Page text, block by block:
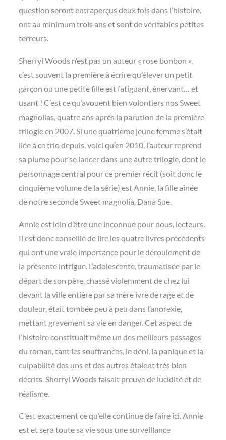
question seront entraperçus deux fois dans l’histoire,
ont au minimum trois ans et sont de véritables petites
terreurs.
Sherryl Woods n’est pas un auteur « rose bonbon »,
c’est souvent la première à écrire qu’élever un petit
garçon ou une petite fille est fatiguant, énervant… et
usant ! C’est ce qu’avouent bien volontiers nos Sweet
magnolias, quatre ans après la parution de la première
trilogie en 2007. Si une quatrième jeune femme s’était
liée à ce trio depuis, voici qu’en 2010, l’auteur reprend
sa plume pour se lancer dans une autre trilogie, dont le
personnage central pour ce premier récit (soit donc le
cinquième volume de la série) est Annie, la fille aînée
de notre seconde Sweet magnolia, Dana Sue.
Annie est loin d’être une inconnue pour nous, lecteurs.
Il est donc conseillé de lire les quatre livres précédents
qui ont une vraie importance pour le déroulement de
la présente intrigue. L’adolescente, traumatisée par le
départ de son père, chassé violemment de chez lui
devant la ville entière par sa mère ivre de rage et de
douleur, était tombée peu à peu dans l’anorexie,
mettant gravement sa vie en danger. Cet aspect de
l’histoire constituait même un des meilleurs passages
du roman, tant les souffrances, le déni, la panique et la
culpabilité des uns et des autres étaient très bien
décrits. Sherryl Woods faisait preuve de lucidité et de
réalisme.
C’est exactement ce qu’elle continue de faire ici. Annie
est et sera toute sa vie sous une surveillance